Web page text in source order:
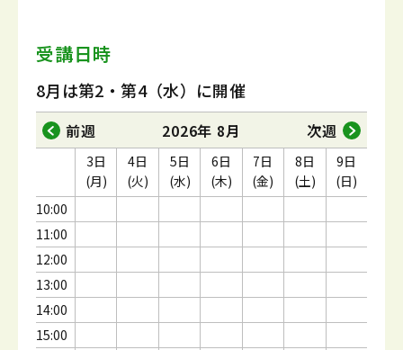
受講日時
8月は第2・第4（水）に開催
前週 2026年 8月 次週
10:00
11:00
12:00
13:00
14:00
15:00
3日
(月)
4日
(火)
5日
(水)
6日
(木)
7日
(金)
8日
(土)
9日
(日)